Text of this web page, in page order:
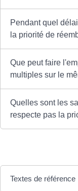
Pendant quel
la priorité de
Que peut faire
multiples sur le
Quelles sont les
respecte pas la
Textes de référence